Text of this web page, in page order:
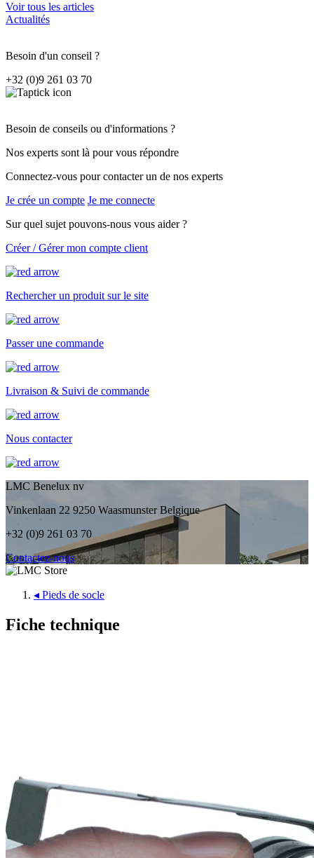
Voir tous les articles
Actualités
Besoin d'un conseil ?
+32 (0)9 261 03 70
Besoin de conseils ou d'informations ?
Nos experts sont là pour vous répondre
Connectez-vous pour contacter un de nos experts
Je crée un compte Je me connecte
Sur quel sujet pouvons-nous vous aider ?
Créer / Gérer mon compte client
Rechercher un produit sur le site
Passer une commande
Livraison & Suivi de commande
Nous contacter
LMC Benelux nv
Vinkenlaan 22 9250 Waasmunster Belgique
+32 (0)9 261 03 70
Contactez-nous
◂ Pieds de socle
Fiche technique